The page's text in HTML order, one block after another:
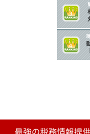
最強の税務情報提